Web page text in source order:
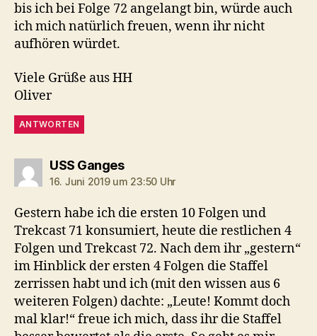
bis ich bei Folge 72 angelangt bin, würde auch
ich mich natürlich freuen, wenn ihr nicht
aufhören würdet.
Viele Grüße aus HH
Oliver
ANTWORTEN
USS Gangessagt:
16. Juni 2019 um 23:50 Uhr
Gestern habe ich die ersten 10 Folgen und
Trekcast 71 konsumiert, heute die restlichen 4
Folgen und Trekcast 72. Nach dem ihr „gestern“
im Hinblick der ersten 4 Folgen die Staffel
zerrissen habt und ich (mit den wissen aus 6
weiteren Folgen) dachte: „Leute! Kommt doch
mal klar!“ freue ich mich, dass ihr die Staffel